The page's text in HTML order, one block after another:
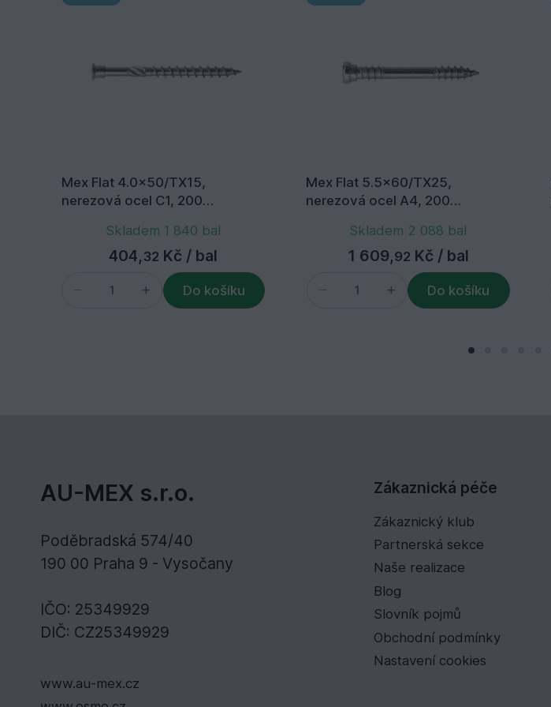
Mex Flat 4.0x50/TX15,
nerezová ocel C1, 200
Skladem 1 840 bal
404, 32 Kč / bal
Do košíku
Mex Flat 5.5x60/TX25,
nerezová ocel A4, 200
Skladem 2 088 bal
1 609,92 Kč / bal
Do košíku
AU-MEX s.r.o.
Poděbradská 574/40
190 00 Praha 9 - Vysočany
IČO: 25349929
DIČ: CZ25349929
www.au-mex.cz
Zákaznická péče
Zákaznický klub
Partnerská sekce
Naše realizace
Blog
Slovník pojmů
Obchodní podmínky
Nastavení cookies